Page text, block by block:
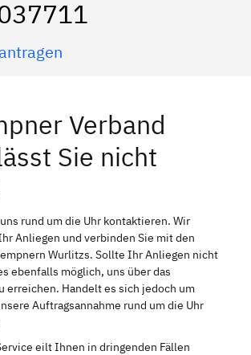
Verband
Sie nicht
rund um die Uhr kontaktieren. Wir
Anliegen und verbinden Sie mit den
Wurlitzs. Sollte Ihr Anliegen nicht
ebenfalls möglich, uns über das
erreichen. Handelt es sich jedoch um
Auftragsannahme rund um die Uhr
eilt Ihnen in dringenden Fällen